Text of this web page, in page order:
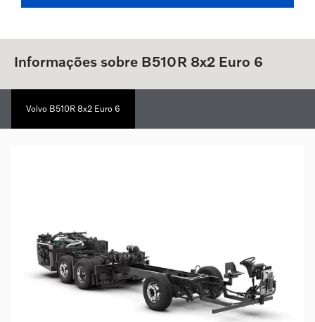
Informações sobre B510R 8x2 Euro 6
Volvo B510R 8x2 Euro 6